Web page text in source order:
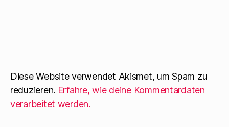
Diese Website verwendet Akismet, um Spam zu
reduzieren. Erfahre, wie deine Kommentardaten
verarbeitet werden.